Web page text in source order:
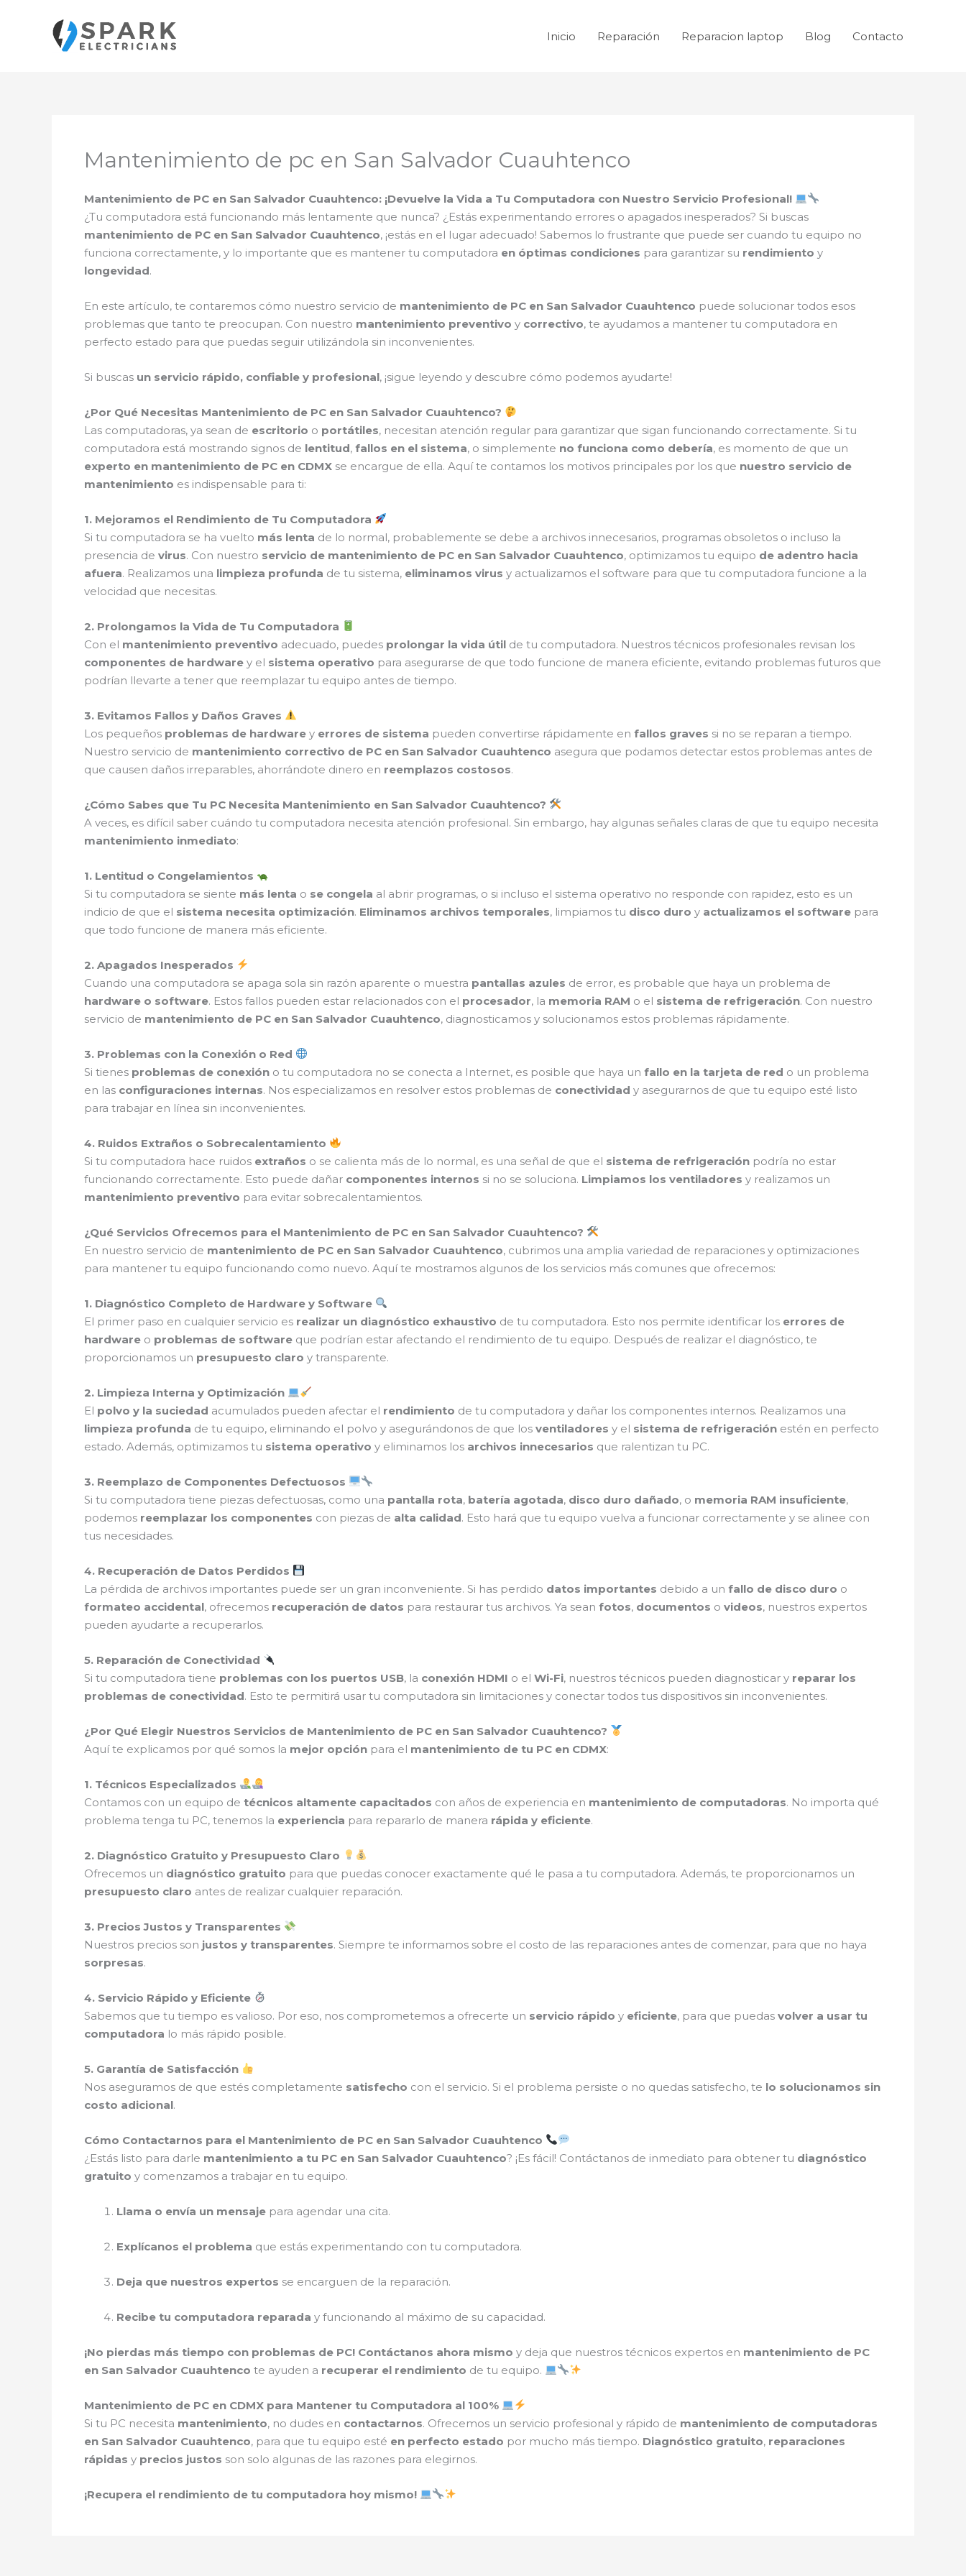
contenido
Inicio Reparación Reparacion laptop Blog Contacto
Mantenimiento de pc en San Salvador Cuauhtenco
Mantenimiento de PC en San Salvador Cuauhtenco: ¡Devuelve la Vida a Tu Computadora con Nuestro Servicio Profesional!
¿Tu computadora está funcionando más lentamente que nunca? ¿Estás experimentando errores o apagados inesperados? Si buscas
mantenimiento de PC en San Salvador Cuauhtenco, ¡estás en el lugar adecuado! Sabemos lo frustrante que puede ser cuando tu equipo no
funciona correctamente, y lo importante que es mantener tu computadora en óptimas condiciones para garantizar su rendimiento y
longevidad.
En este artículo, te contaremos cómo nuestro servicio de mantenimiento de PC en San Salvador Cuauhtenco puede solucionar todos esos
problemas que tanto te preocupan. Con nuestro mantenimiento preventivo y correctivo, te ayudamos a mantener tu computadora en
perfecto estado para que puedas seguir utilizándola sin inconvenientes.
Si buscas un servicio rápido, confiable y profesional, ¡sigue leyendo y descubre cómo podemos ayudarte!
¿Por Qué Necesitas Mantenimiento de PC en San Salvador Cuauhtenco?
Las computadoras, ya sean de escritorio o portátiles, necesitan atención regular para garantizar que sigan funcionando correctamente. Si tu
computadora está mostrando signos de lentitud, fallos en el sistema, o simplemente no funciona como debería, es momento de que un
experto en mantenimiento de PC en CDMX se encargue de ella. Aquí te contamos los motivos principales por los que nuestro servicio de
mantenimiento es indispensable para ti:
1. Mejoramos el Rendimiento de Tu Computadora
Si tu computadora se ha vuelto más lenta de lo normal, probablemente se debe a archivos innecesarios, programas obsoletos o incluso la
presencia de virus. Con nuestro servicio de mantenimiento de PC en San Salvador Cuauhtenco, optimizamos tu equipo de adentro hacia
afuera. Realizamos una limpieza profunda de tu sistema, eliminamos virus y actualizamos el software para que tu computadora funcione a la
velocidad que necesitas.
2. Prolongamos la Vida de Tu Computadora
Con el mantenimiento preventivo adecuado, puedes prolongar la vida útil de tu computadora. Nuestros técnicos profesionales revisan los
componentes de hardware y el sistema operativo para asegurarse de que todo funcione de manera eficiente, evitando problemas futuros que
podrían llevarte a tener que reemplazar tu equipo antes de tiempo.
3. Evitamos Fallos y Daños Graves
Los pequeños problemas de hardware y errores de sistema pueden convertirse rápidamente en fallos graves si no se reparan a tiempo.
Nuestro servicio de mantenimiento correctivo de PC en San Salvador Cuauhtenco asegura que podamos detectar estos problemas antes de
que causen daños irreparables, ahorrándote dinero en reemplazos costosos.
¿Cómo Sabes que Tu PC Necesita Mantenimiento en San Salvador Cuauhtenco?
A veces, es difícil saber cuándo tu computadora necesita atención profesional. Sin embargo, hay algunas señales claras de que tu equipo necesita
mantenimiento inmediato:
1. Lentitud o Congelamientos
Si tu computadora se siente más lenta o se congela al abrir programas, o si incluso el sistema operativo no responde con rapidez, esto es un
indicio de que el sistema necesita optimización. Eliminamos archivos temporales, limpiamos tu disco duro y actualizamos el software para
que todo funcione de manera más eficiente.
2. Apagados Inesperados
Cuando una computadora se apaga sola sin razón aparente o muestra pantallas azules de error, es probable que haya un problema de
hardware o software. Estos fallos pueden estar relacionados con el procesador, la memoria RAM o el sistema de refrigeración. Con nuestro
servicio de mantenimiento de PC en San Salvador Cuauhtenco, diagnosticamos y solucionamos estos problemas rápidamente.
3. Problemas con la Conexión o Red
Si tienes problemas de conexión o tu computadora no se conecta a Internet, es posible que haya un fallo en la tarjeta de red o un problema
en las configuraciones internas. Nos especializamos en resolver estos problemas de conectividad y asegurarnos de que tu equipo esté listo
para trabajar en línea sin inconvenientes.
4. Ruidos Extraños o Sobrecalentamiento
Si tu computadora hace ruidos extraños o se calienta más de lo normal, es una señal de que el sistema de refrigeración podría no estar
funcionando correctamente. Esto puede dañar componentes internos si no se soluciona. Limpiamos los ventiladores y realizamos un
mantenimiento preventivo para evitar sobrecalentamientos.
¿Qué Servicios Ofrecemos para el Mantenimiento de PC en San Salvador Cuauhtenco?
En nuestro servicio de mantenimiento de PC en San Salvador Cuauhtenco, cubrimos una amplia variedad de reparaciones y optimizaciones
para mantener tu equipo funcionando como nuevo. Aquí te mostramos algunos de los servicios más comunes que ofrecemos:
1. Diagnóstico Completo de Hardware y Software
El primer paso en cualquier servicio es realizar un diagnóstico exhaustivo de tu computadora. Esto nos permite identificar los errores de
hardware o problemas de software que podrían estar afectando el rendimiento de tu equipo. Después de realizar el diagnóstico, te
proporcionamos un presupuesto claro y transparente.
2. Limpieza Interna y Optimización
El polvo y la suciedad acumulados pueden afectar el rendimiento de tu computadora y dañar los componentes internos. Realizamos una
limpieza profunda de tu equipo, eliminando el polvo y asegurándonos de que los ventiladores y el sistema de refrigeración estén en perfecto
estado. Además, optimizamos tu sistema operativo y eliminamos los archivos innecesarios que ralentizan tu PC.
3. Reemplazo de Componentes Defectuosos
Si tu computadora tiene piezas defectuosas, como una pantalla rota, batería agotada, disco duro dañado, o memoria RAM insuficiente,
podemos reemplazar los componentes con piezas de alta calidad. Esto hará que tu equipo vuelva a funcionar correctamente y se alinee con
tus necesidades.
4. Recuperación de Datos Perdidos
La pérdida de archivos importantes puede ser un gran inconveniente. Si has perdido datos importantes debido a un fallo de disco duro o
formateo accidental, ofrecemos recuperación de datos para restaurar tus archivos. Ya sean fotos, documentos o videos, nuestros expertos
pueden ayudarte a recuperarlos.
5. Reparación de Conectividad
Si tu computadora tiene problemas con los puertos USB, la conexión HDMI o el Wi-Fi, nuestros técnicos pueden diagnosticar y reparar los
problemas de conectividad. Esto te permitirá usar tu computadora sin limitaciones y conectar todos tus dispositivos sin inconvenientes.
¿Por Qué Elegir Nuestros Servicios de Mantenimiento de PC en San Salvador Cuauhtenco?
Aquí te explicamos por qué somos la mejor opción para el mantenimiento de tu PC en CDMX:
1. Técnicos Especializados
Contamos con un equipo de técnicos altamente capacitados con años de experiencia en mantenimiento de computadoras. No importa qué
problema tenga tu PC, tenemos la experiencia para repararlo de manera rápida y eficiente.
2. Diagnóstico Gratuito y Presupuesto Claro
Ofrecemos un diagnóstico gratuito para que puedas conocer exactamente qué le pasa a tu computadora. Además, te proporcionamos un
presupuesto claro antes de realizar cualquier reparación.
3. Precios Justos y Transparentes
Nuestros precios son justos y transparentes. Siempre te informamos sobre el costo de las reparaciones antes de comenzar, para que no haya
sorpresas.
4. Servicio Rápido y Eficiente
Sabemos que tu tiempo es valioso. Por eso, nos comprometemos a ofrecerte un servicio rápido y eficiente, para que puedas volver a usar tu
computadora lo más rápido posible.
5. Garantía de Satisfacción
Nos aseguramos de que estés completamente satisfecho con el servicio. Si el problema persiste o no quedas satisfecho, te lo solucionamos sin
costo adicional.
Cómo Contactarnos para el Mantenimiento de PC en San Salvador Cuauhtenco
¿Estás listo para darle mantenimiento a tu PC en San Salvador Cuauhtenco? ¡Es fácil! Contáctanos de inmediato para obtener tu diagnóstico
gratuito y comenzamos a trabajar en tu equipo.
Llama o envía un mensaje para agendar una cita.
Explícanos el problema que estás experimentando con tu computadora.
Deja que nuestros expertos se encarguen de la reparación.
Recibe tu computadora reparada y funcionando al máximo de su capacidad.
¡No pierdas más tiempo con problemas de PC! Contáctanos ahora mismo y deja que nuestros técnicos expertos en mantenimiento de PC
en San Salvador Cuauhtenco te ayuden a recuperar el rendimiento de tu equipo.
Mantenimiento de PC en CDMX para Mantener tu Computadora al 100%
Si tu PC necesita mantenimiento, no dudes en contactarnos. Ofrecemos un servicio profesional y rápido de mantenimiento de computadoras
en San Salvador Cuauhtenco, para que tu equipo esté en perfecto estado por mucho más tiempo. Diagnóstico gratuito, reparaciones
rápidas y precios justos son solo algunas de las razones para elegirnos.
¡Recupera el rendimiento de tu computadora hoy mismo!